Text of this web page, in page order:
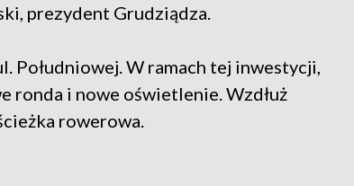
prezydent Grudziądza.
Południowej. W ramach tej inwestycji,
ronda i nowe oświetlenie. Wzdłuż
rowerowa.